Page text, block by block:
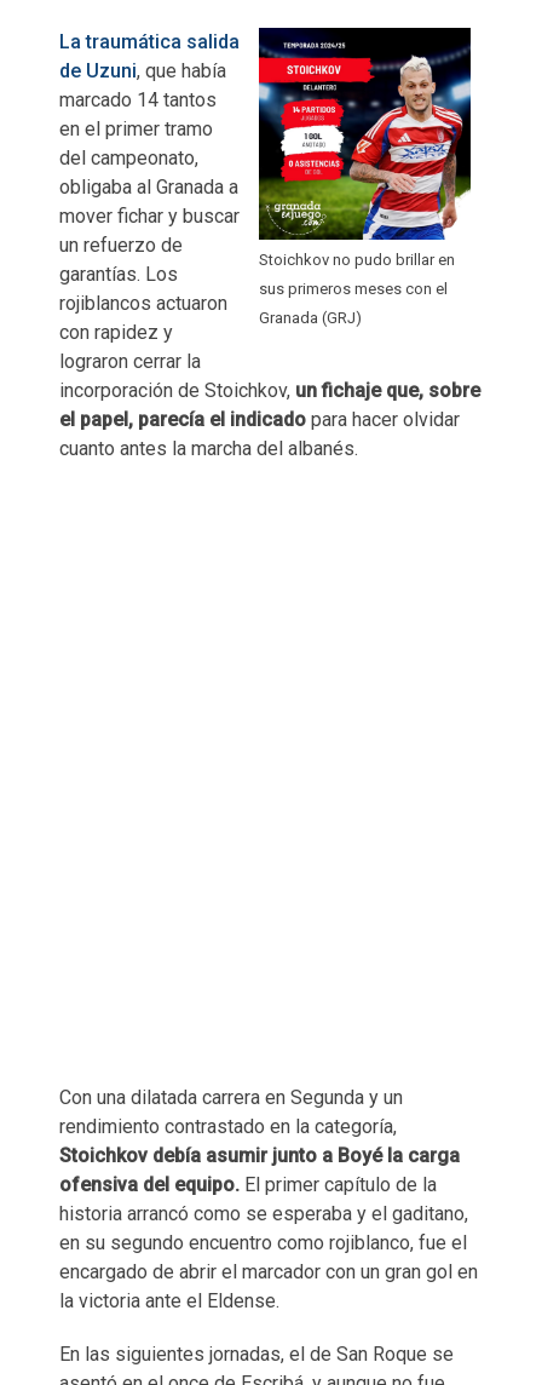
Stoichkov no pudo brillar en
sus primeros meses con el
Granada (GRJ)
La traumática salida
de Uzuni, que había
marcado 14 tantos
en el primer tramo
del campeonato,
obligaba al Granada a
mover fichar y buscar
un refuerzo de
garantías. Los
rojiblancos actuaron
con rapidez y
lograron cerrar la
incorporación de Stoichkov, un fichaje que, sobre
el papel, parecía el indicado para hacer olvidar
cuanto antes la marcha del albanés.
Con una dilatada carrera en Segunda y un
rendimiento contrastado en la categoría,
Stoichkov debía asumir junto a Boyé la carga
ofensiva del equipo. El primer capítulo de la
historia arrancó como se esperaba y el gaditano,
en su segundo encuentro como rojiblanco, fue el
encargado de abrir el marcador con un gran gol en
la victoria ante el Eldense.
En las siguientes jornadas, el de San Roque se